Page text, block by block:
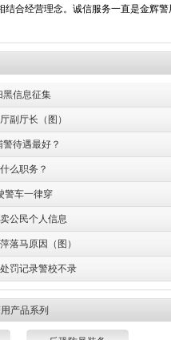
结合经营理念。诚信服务一直是金辉警
黑信息征集
副厅长（图）
待遇最好？
么职务？
警车一律穿
公民个人信息
落马原因（图）
罚记录警校不录
产品系列